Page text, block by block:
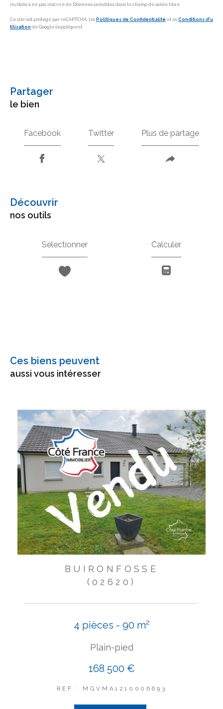
invitons à ne pas inscrire de Données sensibles dans le champ de saisie libre.
Ce site est protégé par reCAPTCHA, les Politiques de Confidentialité et es Conditions d'u
tilisation de Google s'appliquent.
partager
le bien
Facebook Twitter Plus de partage
découvrir
nos outils
Sélectionner Calculer
Ces biens peuvent
aussi vous intéresser
BUIRONFOSSE
(02620)
4 pièces - 90 m²
Plain-pied
168 500 €
REF : MGVMA1210006693